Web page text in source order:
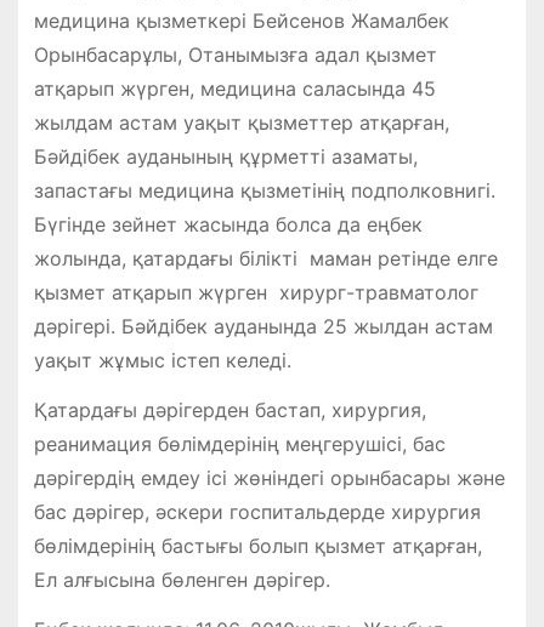
медицина қызметкері Бейсенов Жамалбек
Орынбасарұлы, Отанымызға адал қызмет
атқарып жүрген, медицина саласында 45
жылдам астам уақыт қызметтер атқарған,
Бәйдібек ауданының құрметті азаматы,
запастағы медицина қызметінің подполковнигі.
Бүгінде зейнет жасында болса да еңбек
жолында, қатардағы білікті маман ретінде елге
қызмет атқарып жүрген хирург-травматолог
дәрігері. Бәйдібек ауданында 25 жылдан астам
уақыт жұмыс істеп келеді.
Қатардағы дәрігерден бастап, хирургия,
реанимация бөлімдерінің меңгерушісі, бас
дәрігердің емдеу ісі жөніндегі орынбасары және
бас дәрігер, әскери госпитальдерде хирургия
бөлімдерінің бастығы болып қызмет атқарған,
Ел алғысына бөленген дәрігер.